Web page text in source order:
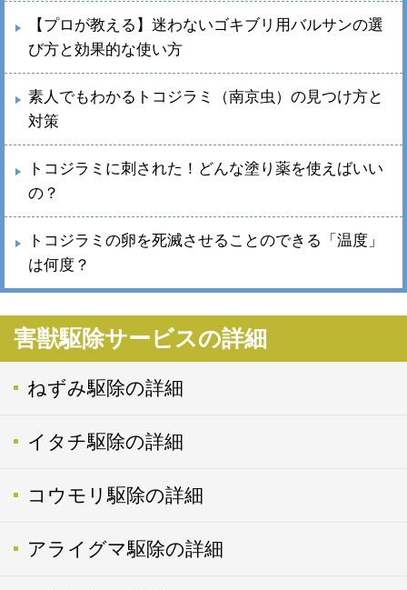
【プロが教える】迷わないゴキブリ用バルサンの選
び方と効果的な使い方
素人でもわかるトコジラミ（南京虫）の見つけ方と
対策
トコジラミに刺された！どんな塗り薬を使えばいい
の？
トコジラミの卵を死滅させることのできる「温度」
は何度？
害獣駆除サービスの詳細
ねずみ駆除の詳細
イタチ駆除の詳細
コウモリ駆除の詳細
アライグマ駆除の詳細